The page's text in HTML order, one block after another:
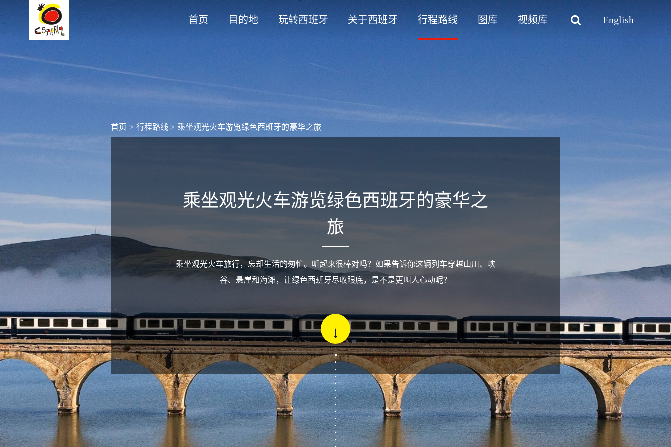
首页 目的地 玩转西班牙 关于西班牙 行程路线 图库 视频库 English
首页 > 行程路线 > 乘坐观光火车游览绿色西班牙的豪华之旅
乘坐观光火车游览绿色西班牙的豪华之
旅
乘坐观光火车旅行，忘却生活的匆忙。听起来很棒对吗？如果告诉你这辆列车穿越山川、峡
谷、悬崖和海滩，让绿色西班牙尽收眼底，是不是更叫人心动呢？